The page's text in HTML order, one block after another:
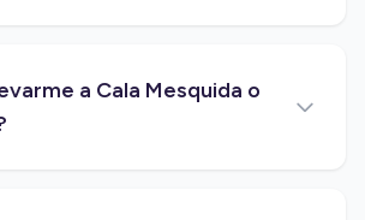
a Cala Mesquida o